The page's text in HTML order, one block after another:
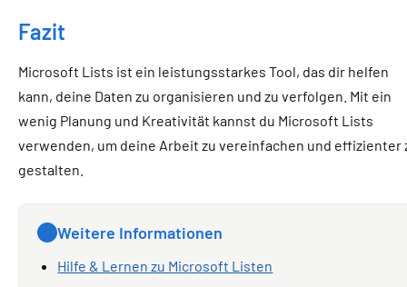
Fazit
Microsoft Lists ist ein leistungsstarkes Tool, das dir helfen
kann, deine Daten zu organisieren und zu verfolgen. Mit ein
wenig Planung und Kreativität kannst du Microsoft Lists
verwenden, um deine Arbeit zu vereinfachen und effizienter
gestalten.
Weitere Informationen
Hilfe & Lernen zu Microsoft Listen